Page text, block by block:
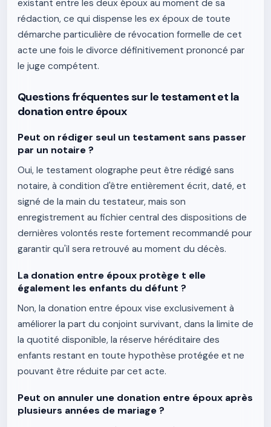
existant entre les deux époux au moment de sa
rédaction, ce qui dispense les ex époux de toute
démarche particulière de révocation formelle de cet
acte une fois le divorce définitivement prononcé par
le juge compétent.
Questions fréquentes sur le testament et la
donation entre époux
Peut on rédiger seul un testament sans passer
par un notaire ?
Oui, le testament olographe peut être rédigé sans
notaire, à condition d'être entièrement écrit, daté, et
signé de la main du testateur, mais son
enregistrement au fichier central des dispositions de
dernières volontés reste fortement recommandé pour
garantir qu'il sera retrouvé au moment du décès.
La donation entre époux protège t elle
également les enfants du défunt ?
Non, la donation entre époux vise exclusivement à
améliorer la part du conjoint survivant, dans la limite de
la quotité disponible, la réserve héréditaire des
enfants restant en toute hypothèse protégée et ne
pouvant être réduite par cet acte.
Peut on annuler une donation entre époux après
plusieurs années de mariage ?